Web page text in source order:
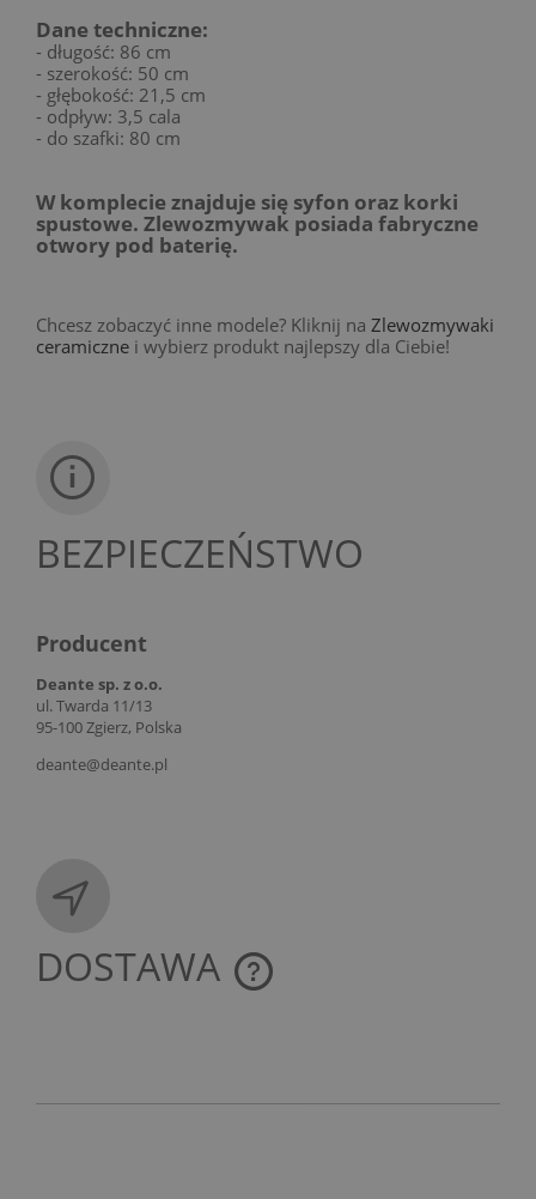
Dane techniczne:
- długość: 86 cm
- szerokość: 50 cm
- głębokość: 21,5 cm
- odpływ: 3,5 cala
- do szafki: 80 cm
W komplecie znajduje się syfon oraz korki
spustowe. Zlewozmywak posiada fabryczne
otwory pod baterię.
Chcesz zobaczyć inne modele? Kliknij na Zlewozmywaki
ceramiczne i wybierz produkt najlepszy dla Ciebie!
BEZPIECZEŃSTWO
Producent
Deante sp. z o.o.
ul. Twarda 11/13
95-100 Zgierz, Polska
deante@deante.pl
DOSTAWA
CENA NIE ZAWIERA EWENTUALNYCH KOSZTÓW